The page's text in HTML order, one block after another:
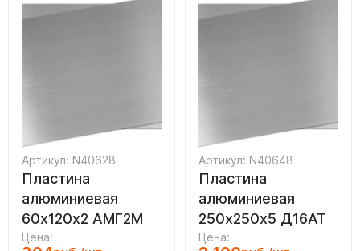
Артикул: N40628
Пластина
алюминиевая
60х120х2 АМГ2М
Цена:
Артикул: N40648
Пластина
алюминиевая
250х250х5 Д16АТ
Цена: